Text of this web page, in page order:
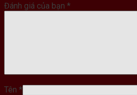
Đánh giá của bạn *
Tên *